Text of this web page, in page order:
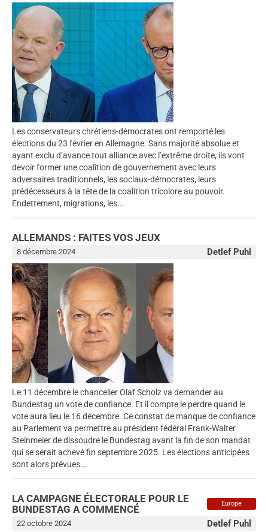
Les conservateurs chrétiens-démocrates ont remporté les
élections du 23 février en Allemagne. Sans majorité absolue et
ayant exclu d’avance tout alliance avec l’extrême droite, ils vont
devoir former une coalition de gouvernement avec leurs
adversaires traditionnels, les sociaux-démocrates, leurs
prédécesseurs à la tête de la coalition tricolore au pouvoir.
Endettement, migrations, les...
ALLEMANDS : FAITES VOS JEUX
Detlef Puhl
8 décembre 2024
Le 11 décembre le chancelier Olaf Scholz va demander au
Bundestag un vote de confiance. Et il compte le perdre quand le
vote aura lieu le 16 décembre. Ce constat de manque de confiance
au Parlement va permettre au président fédéral Frank-Walter
Steinmeier de dissoudre le Bundestag avant la fin de son mandat
qui se serait achevé fin septembre 2025. Les élections anticipées
sont alors prévues...
Europe
LA CAMPAGNE ÉLECTORALE POUR LE
BUNDESTAG A COMMENCÉ
Detlef Puhl
22 octobre 2024